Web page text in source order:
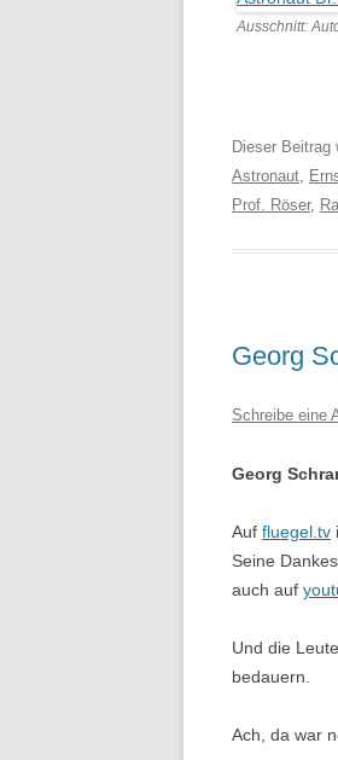
Ausschnitt:
Dieser Beitrag
Astronaut,
Prof. Röser,
Georg
Schreibe eine
Georg
Auf fluegel.tv
Seine
auch auf
Und die
bedauern.
Ach, da war